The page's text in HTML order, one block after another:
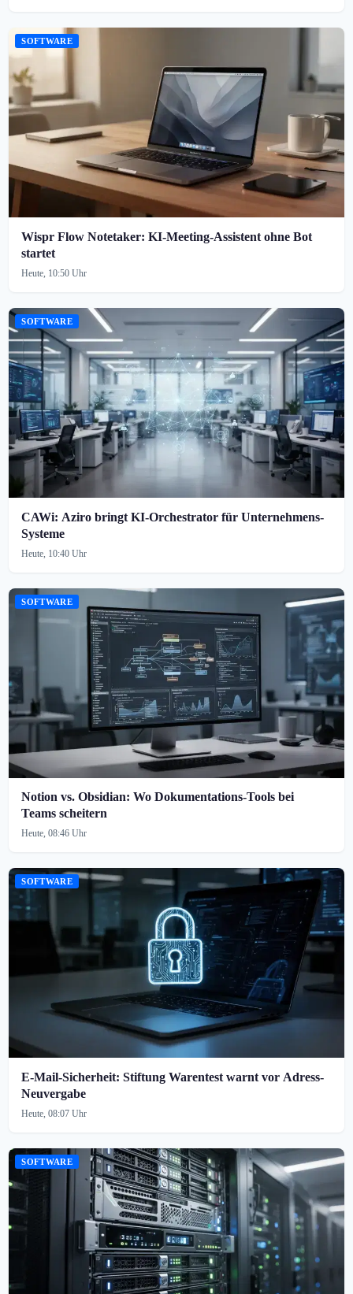
SOFTWARE
Wispr Flow Notetaker: KI-Meeting-Assistent ohne Bot
startet
Heute, 10:50 Uhr
SOFTWARE
CAWi: Aziro bringt KI-Orchestrator für Unternehmens-
Systeme
Heute, 10:40 Uhr
SOFTWARE
Notion vs. Obsidian: Wo Dokumentations-Tools bei
Teams scheitern
Heute, 08:46 Uhr
SOFTWARE
E-Mail-Sicherheit: Stiftung Warentest warnt vor Adress-
Neuvergabe
Heute, 08:07 Uhr
SOFTWARE